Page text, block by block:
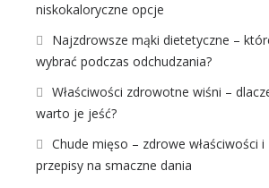
niskokaloryczne opcje
Najzdrowsze mąki dietetyczne –
wybrać podczas odchudzania?
Właściwości zdrowotne wiśni –
warto je jeść?
Chude mięso – zdrowe właściwości i
przepisy na smaczne dania